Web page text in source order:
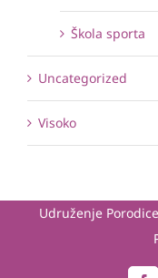
Škola sporta
Uncategorized
Visoko
Udruženje